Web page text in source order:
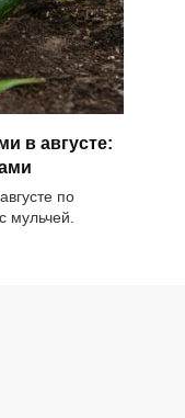
в августе:
по
мульчей.